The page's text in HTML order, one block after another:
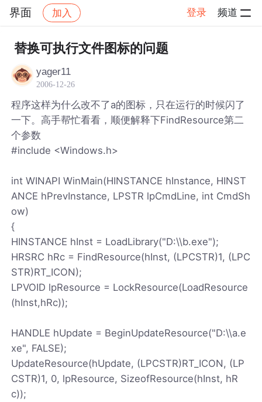
界面 加入 登录 频道
社区 界面 帖子详情
替换可执行文件图标的问题
yager11
2006-12-26
程序这样为什么改不了a的图标，只在运行的时候闪了
一下。高手帮忙看看，顺便解释下FindResource第二
个参数
#include <Windows.h>
int WINAPI WinMain(HINSTANCE hInstance, HINST
ANCE hPrevInstance, LPSTR lpCmdLine, int CmdSh
ow)
{
HINSTANCE hInst = LoadLibrary("D:\\b.exe");
HRSRC hRc = FindResource(hInst, (LPCSTR)1, (LPC
STR)RT_ICON);
LPVOID lpResource = LockResource(LoadResource
(hInst,hRc));
HANDLE hUpdate = BeginUpdateResource("D:\\a.e
xe", FALSE);
UpdateResource(hUpdate, (LPCSTR)RT_ICON, (LP
CSTR)1, 0, lpResource, SizeofResource(hInst, hR
c));